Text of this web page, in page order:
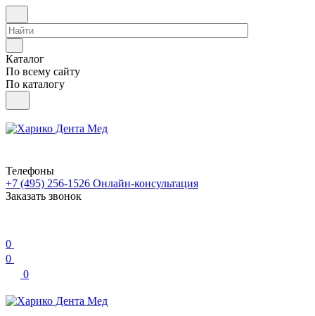
Каталог
По всему сайту
По каталогу
Телефоны
+7 (495) 256-1526 Онлайн-консультация
Заказать звонок
0
0
0